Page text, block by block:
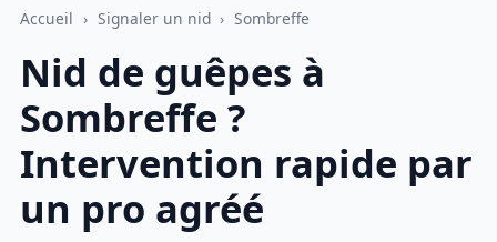
Accueil › Signaler un nid › Sombreffe
Nid de guêpes à
Sombreffe ?
Intervention rapide par
un pro agréé